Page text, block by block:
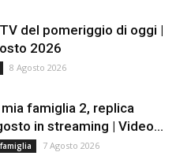
del pomeriggio di oggi |
2026
8 Agosto 2026
famiglia 2, replica
in streaming | Video...
7 Agosto 2026